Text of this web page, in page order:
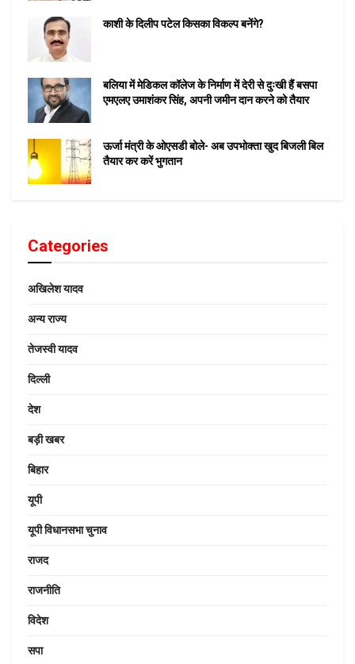
काशी के दिलीप पटेल किसका विकल्प बनेंगे?
बलिया में मेडिकल कॉलेज के निर्माण में देरी से दुःखी हैं बसपा
एमएलए उमाशंकर सिंह, अपनी जमीन दान करने को तैयार
ऊर्जा मंत्री के ओएसडी बोले- अब उपभोक्ता खुद बिजली बिल
तैयार कर करें भुगतान
Categories
अखिलेश यादव
अन्य राज्य
तेजस्वी यादव
दिल्ली
देश
बड़ी खबर
बिहार
यूपी
यूपी विधानसभा चुनाव
राजद
राजनीति
विदेश
सपा